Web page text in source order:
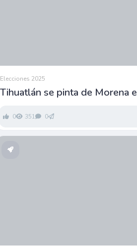
Elecciones 2025
Tihuatlán se pinta de Morena
0 351 0